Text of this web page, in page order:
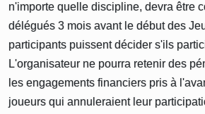
n'importe quelle discipline, devra être
délégués 3 mois avant le début des
participants puissent décider s'ils
L'organisateur ne pourra retenir des
les engagements financiers pris à
joueurs qui annuleraient leur